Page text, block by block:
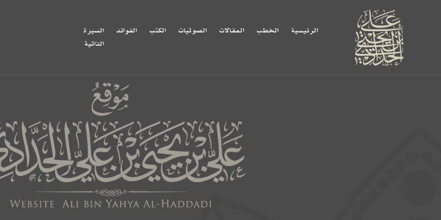
الرئيسية الخطب المقالات الصوتيات الكتب الفوائد
السيرة
الذاتية